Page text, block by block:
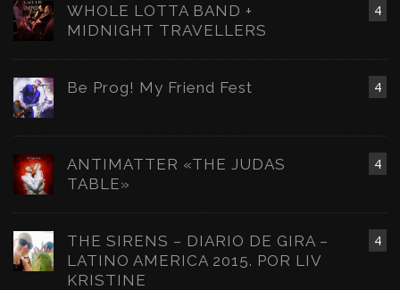
4
WHOLE LOTTA BAND +
MIDNIGHT TRAVELLERS
4
Be Prog! My Friend Fest
4
ANTIMATTER «THE JUDAS
TABLE»
4
THE SIRENS – DIARIO DE GIRA –
LATINO AMERICA 2015. POR LIV
KRISTINE